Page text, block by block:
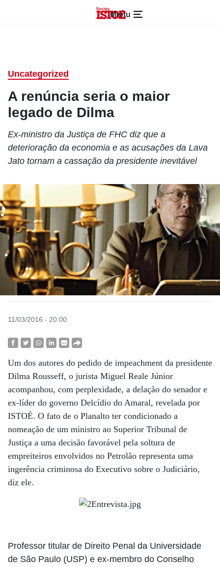
Menu
Uncategorized
A renúncia seria o maior
legado de Dilma
Ex-ministro da Justiça de FHC diz que a
deterioração da economia e as acusações da Lava
Jato tornam a cassação da presidente inevitável
11/03/2016 - 20:00
Um dos autores do pedido de impeachment da presidente
Dilma Rousseff, o jurista Miguel Reale Júnior
acompanhou, com perplexidade, a delação do senador e
ex-líder do governo Delcídio do Amaral, revelada por
ISTOÉ. O fato de o Planalto ter condicionado a
nomeação de um ministro ao Superior Tribunal de
Justiça a uma decisão favorável pela soltura de
empreiteiros envolvidos no Petrolão representa uma
ingerência criminosa do Executivo sobre o Judiciário,
diz ele.
Professor titular de Direito Penal da Universidade
de São Paulo (USP) e ex-membro do Conselho